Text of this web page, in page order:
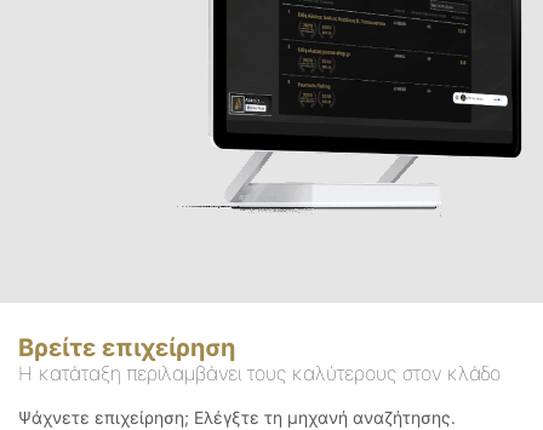
Βρείτε επιχείρηση
Η κατάταξη περιλαμβάνει τους καλύτερους στον κλάδο
Ψάχνετε επιχείρηση; Ελέγξτε τη μηχανή αναζήτησης.